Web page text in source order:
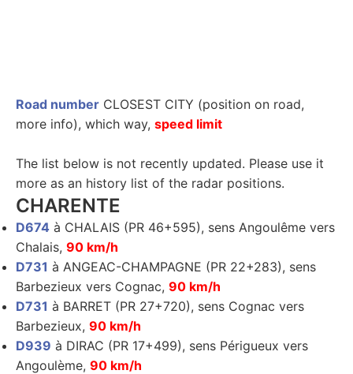
Road number CLOSEST CITY (position on road,
more info), which way, speed limit
The list below is not recently updated. Please use it
more as an history list of the radar positions.
CHARENTE
D674 à CHALAIS (PR 46+595), sens Angoulême vers
Chalais, 90 km/h
D731 à ANGEAC-CHAMPAGNE (PR 22+283), sens
Barbezieux vers Cognac, 90 km/h
D731 à BARRET (PR 27+720), sens Cognac vers
Barbezieux, 90 km/h
D939 à DIRAC (PR 17+499), sens Périgueux vers
Angoulème, 90 km/h